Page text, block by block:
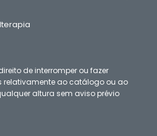
de interromper ou fazer
relativamente ao catálogo ou ao
altura sem aviso prévio